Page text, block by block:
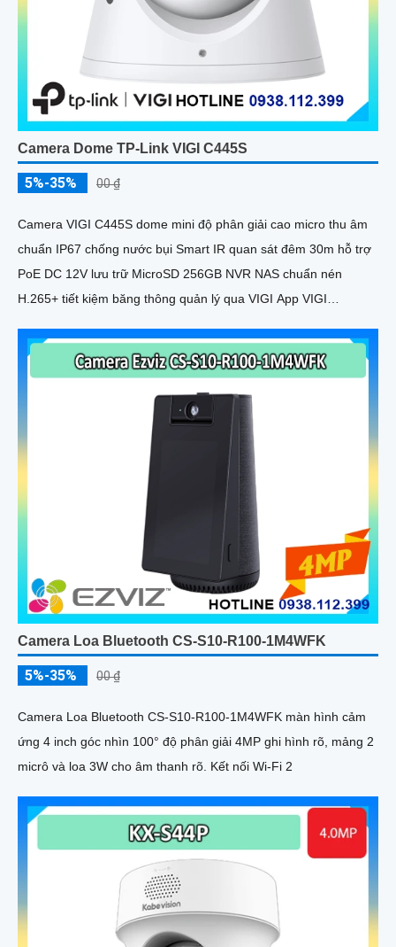
Camera Dome TP-Link VIGI C445S
5%-35% 00 ₫
Camera VIGI C445S dome mini độ phân giải cao micro thu âm
chuẩn IP67 chống nước bụi Smart IR quan sát đêm 30m hỗ trợ
PoE DC 12V lưu trữ MicroSD 256GB NVR NAS chuẩn nén
H.265+ tiết kiệm băng thông quản lý qua VIGI App VIGI
Camera Loa Bluetooth CS-S10-R100-1M4WFK
5%-35% 00 ₫
Camera Loa Bluetooth CS-S10-R100-1M4WFK màn hình cảm
ứng 4 inch góc nhìn 100° độ phân giải 4MP ghi hình rõ, mảng 2
micrô và loa 3W cho âm thanh rõ. Kết nối Wi-Fi 2